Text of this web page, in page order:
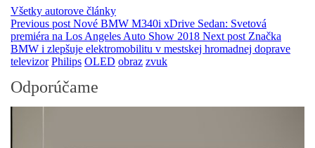
Všetky autorove články
Previous post Nové BMW M340i xDrive Sedan: Svetová
premiéra na Los Angeles Auto Show 2018 Next post Značka
BMW i zlepšuje elektromobilitu v mestskej hromadnej doprave
televizor Philips OLED obraz zvuk
Odporúčame